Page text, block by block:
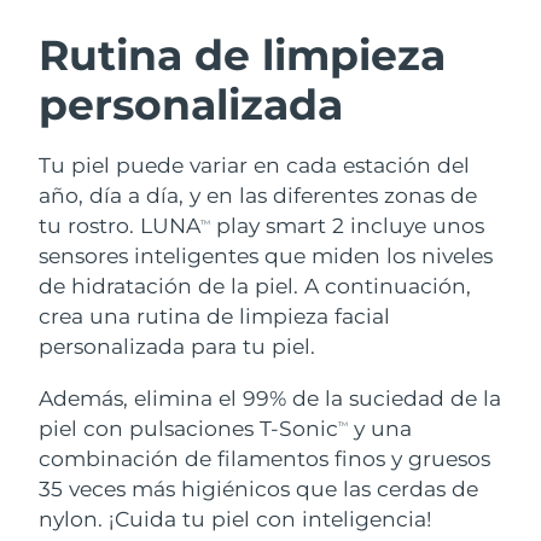
Rutina de limpieza
personalizada
Tu piel puede variar en cada estación del
año, día a día, y en las diferentes zonas de
tu rostro. LUNATM
play smart 2 incluye unos
sensores inteligentes que miden los niveles
de hidratación de la piel. A continuación,
crea una rutina de limpieza facial
personalizada para tu piel.
Además, elimina el 99% de la suciedad de la
piel con pulsaciones T-SonicTM
y una
combinación de filamentos finos y gruesos
35 veces más higiénicos que las cerdas de
nylon. ¡Cuida tu piel con inteligencia!
LUNA™ 4 pack
Anti-aging massage
LUNA™ 4 Plus
Massage, LED heating
LUNA™ 4 Men
For men, anti-aging massage
BEAR™ 2 pack
Microcurrent toning
BEAR™ 2 go
Microcurrent toning on-the-go
BEAR™ 2 eyes & lips
Microcurrent line smoothing device
Hidratación
UFO™ 3 pack
Deep facial hydration
UFO™ 3 LED
Near-infrared and red light therapy
device
Cuidado bucal
issa™ 4
Hybrid silicone sonic toothbrush
issa™ 4 plus
Smart hybrid silicone sonic toothbrush
TRATAMIENTO ANTIEDAD FAQ™
Antiedad Tratamientos LED
NEW
Austria Entrega prevista
Baréin Entrega prevista
Bélgica
Bermudas Entrega prevista8/16/26
Bosnia y Herzegovina Entrega prevista 8/13/26
Brunéi Entrega prevista
Canadá Entrega prevista
Chile Entrega prevista8/14/26